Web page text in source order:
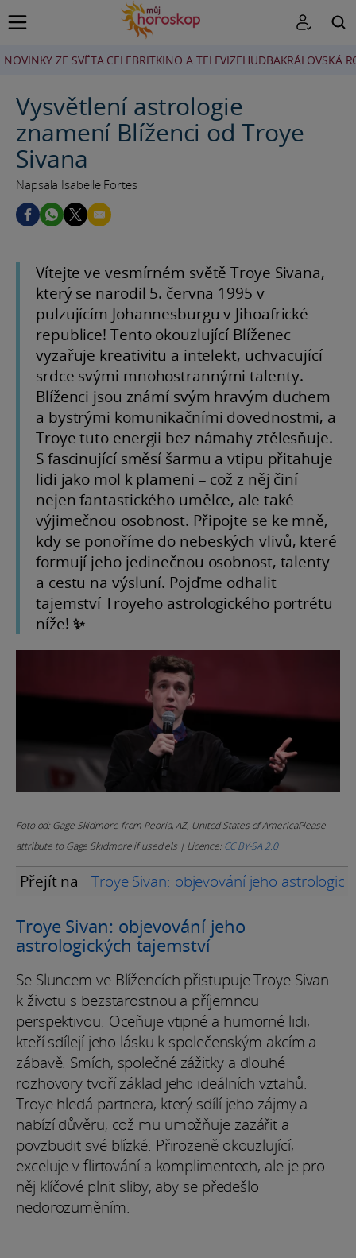
NOVINKY ZE SVĚTA CELEBRITKINO A TELEVIZEHUDBAKRÁLOVSKÁ
Vysvětlení astrologie
znamení Blíženci od Troye
Sivana
Napsala Isabelle Fortes
Vítejte ve vesmírném světě Troye Sivana,
který se narodil 5. června 1995 v
pulzujícím Johannesburgu v Jihoafrické
republice! Tento okouzlující Blíženec
vyzařuje kreativitu a intelekt, uchvacující
srdce svými mnohostrannými talenty.
Blíženci jsou známí svým hravým duchem
a bystrými komunikačními dovednostmi, a
Troye tuto energii bez námahy ztělesňuje.
S fascinující směsí šarmu a vtipu přitahuje
lidi jako mol k plameni – což z něj činí
nejen fantastického umělce, ale také
výjimečnou osobnost. Připojte se ke mně,
kdy se ponoříme do nebeských vlivů, které
formují jeho jedinečnou osobnost, talenty
a cestu na výsluní. Pojďme odhalit
tajemství Troyeho astrologického portrétu
níže! ✨
Foto od: Gage Skidmore from Peoria, AZ, United States of AmericaPlease
attribute to Gage Skidmore if used els | Licence:CC BY-SA 2.0
Přejít na Troye Sivan: objevování jeho
Troye Sivan: objevování jeho
astrologických tajemství
Se Sluncem ve Blížencích přistupuje Troye Sivan
k životu s bezstarostnou a příjemnou
perspektivou. Oceňuje vtipné a humorné lidi,
kteří sdílejí jeho lásku k společenským akcím a
zábavě. Smích, společné zážitky a dlouhé
rozhovory tvoří základ jeho ideálních vztahů.
Troye hledá partnera, který sdílí jeho zájmy a
nabízí důvěru, což mu umožňuje zazářit a
povzbudit své blízké. Přirozeně okouzlující,
exceluje v flirtování a komplimentech, ale je pro
něj klíčové plnit sliby, aby se předešlo
nedorozuměním.